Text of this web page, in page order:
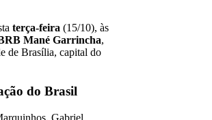
terça-feira (15/10), às
Mané Garrincha,
de Brasília, capital do
do Brasil
Gabriel